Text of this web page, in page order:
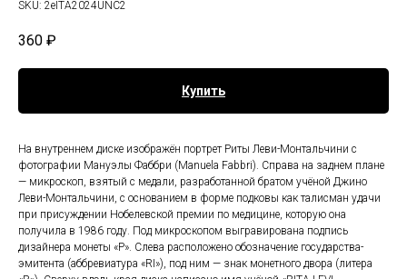
SKU: 2eITA2024UNC2
360 ₽
Купить
На внутреннем диске изображён портрет Риты Леви-Монтальчини с
фотографии Мануэлы Фаббри (Manuela Fabbri). Справа на заднем плане
— микроскоп, взятый с медали, разработанной братом учёной Джино
Леви-Монтальчини, с основанием в форме подковы как талисман удачи
при присуждении Нобелевской премии по медицине, которую она
получила в 1986 году. Под микроскопом выгравирована подпись
дизайнера монеты «P». Слева расположено обозначение государства-
эмитента (аббревиатура «RI»), под ним — знак монетного двора (литера